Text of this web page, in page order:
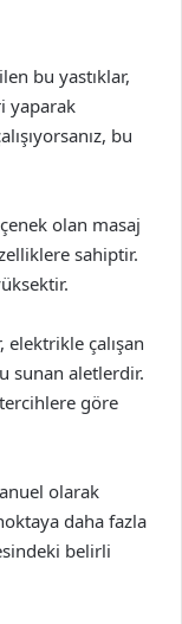
bu yastıklar,
yaparak
bu
olan masaj
sahiptir.
çalışan
sunan aletlerdir.
göre
olarak
daha fazla
belirli